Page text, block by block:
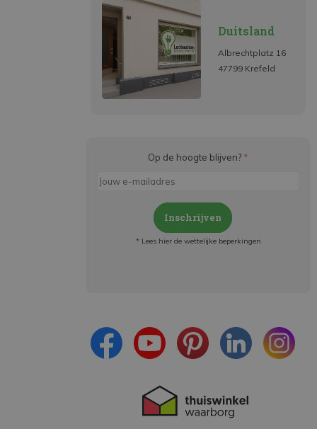
Duitsland
Albrechtplatz 16
47799 Krefeld
Op de hoogte blijven? *
Inschrijven
* Lees hier de wettelijke beperkingen